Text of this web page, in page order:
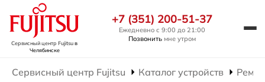
Сервисный центр Fujitsuв
Челябинске
+7 (351) 200-51-37
Ежедневно с 9:00 до 21:00
Позвонить мне утром
Сервисный центр Fujitsu Каталог устройств